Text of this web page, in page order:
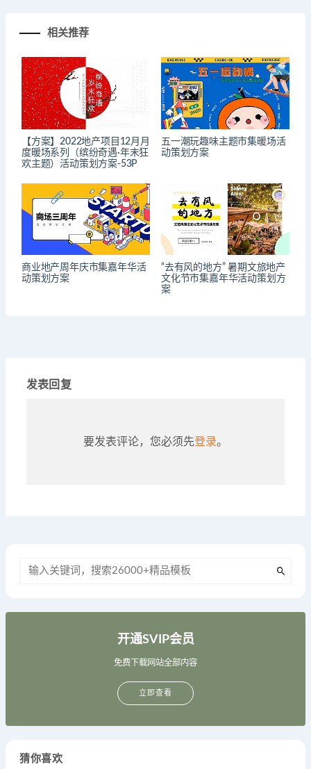
相关推荐
【方案】2022地产项目12月月
度暖场系列（缤纷奇遇·年末狂
欢主题）活动策划方案-53P
五一潮玩趣味主题市集暖场活
动策划方案
商业地产周年庆市集嘉年华活
动策划方案
“去有风的地方” 暑期文旅地产
文化节市集嘉年华活动策划方
案
发表回复
要发表评论，您必须先登录。
开通SVIP会员
免费下载网站全部内容
立即查看
猜你喜欢